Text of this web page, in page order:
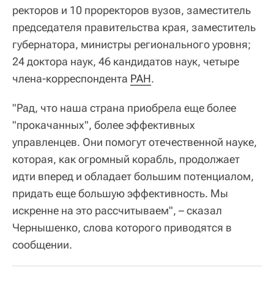
ректоров и 10 проректоров вузов, заместитель
председателя правительства края, заместитель
губернатора, министры регионального уровня;
24 доктора наук, 46 кандидатов наук, четыре
члена-корреспондента РАН.
"Рад, что наша страна приобрела еще более
"прокачанных", более эффективных
управленцев. Они помогут отечественной науке,
которая, как огромный корабль, продолжает
идти вперед и обладает большим потенциалом,
придать еще большую эффективность. Мы
искренне на это рассчитываем", – сказал
Чернышенко, слова которого приводятся в
сообщении.